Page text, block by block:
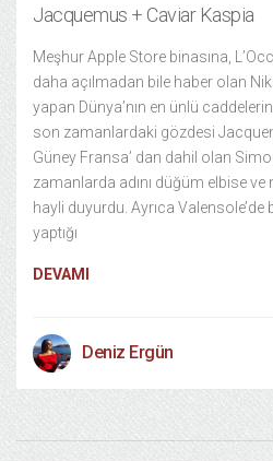
Jacquemus + Caviar Kaspia
Meşhur Apple Store binasına,
daha açılmadan bile haber olan
yapan Dünya’nın en ünlü
son zamanlardaki gözdesi
Güney Fransa’ dan dahil olan
zamanlarda adını düğüm elbise
hayli duyurdu. Ayrıca Valensole’de
yaptığı
DEVAMI
Deniz Ergün